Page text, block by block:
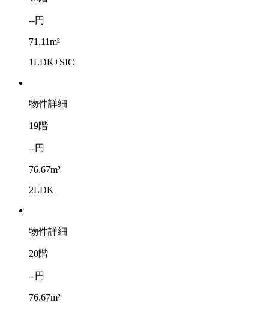
--円
71.11m²
1LDK+SIC
物件詳細
19階
--円
76.67m²
2LDK
物件詳細
20階
--円
76.67m²